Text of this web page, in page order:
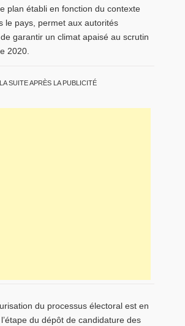
plan établi en fonction du contexte
le pays, permet aux autorités
garantir un climat apaisé au scrutin
2020.
LA SUITE APRÈS LA PUBLICITÉ
du processus électoral est en
du dépôt de candidature des